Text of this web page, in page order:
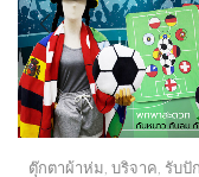
ตุ๊กตาผ้าห่ม บริจาค รับปั